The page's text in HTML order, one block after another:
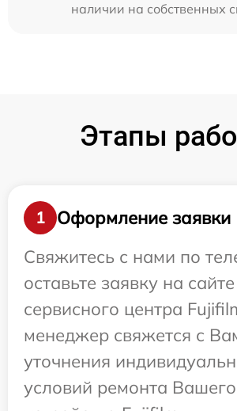
наличии на собственных
Этапы
1
Оформление заявки
Свяжитесь с нами по
оставьте заявку на сайте
сервисного центра
менеджер свяжется с
уточнения
условий ремонта Вашего